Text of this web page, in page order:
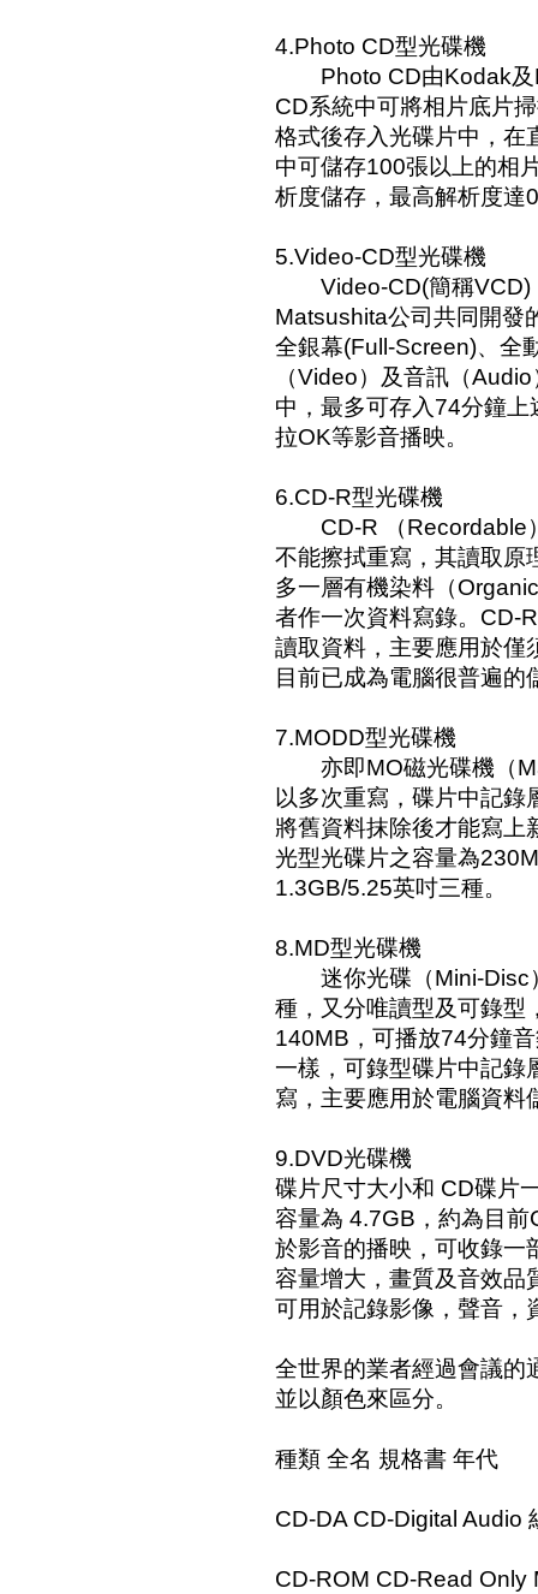
4.Photo CD型光碟機
Photo CD由Kodak及
CD系統中可將相片底片
格式後存入光碟片中，在
中可儲存100張以上的相
析度儲存，最高解析度達
5.Video-CD型光碟機
Video-CD(簡稱VCD)
Matsushita公司共同開發
全銀幕(Full-Screen)、全
（Video）及音訊（
中，最多可存入74分鐘
拉OK等影音播映。
6.CD-R型光碟機
CD-R （Recordable
不能擦拭重寫，其讀取原
多一層有機染料（
者作一次資料寫錄。CD-
讀取資料，主要應用於僅
目前已成為電腦很普遍的
7.MODD型光碟機
亦即MO磁光碟機（
以多次重寫，碟片中記錄
將舊資料抹除後才能寫上
光型光碟片之容量為
1.3GB/5.25英吋三種。
8.MD型光碟機
迷你光碟（Mini-Disc
種，又分唯讀型及可錄型
140MB，可播放74分鐘
一樣，可錄型碟片中記錄
寫，主要應用於電腦資料
9.DVD光碟機
碟片尺寸大小和 CD碟片
容量為 4.7GB，約為目
於影音的播映，可收錄一
容量增大，畫質及音效品
可用於記錄影像，聲音，
全世界的業者經過會議的
並以顏色來區分。
種類 全名 規格書 年代
CD-DA CD-Digital Audio
CD-ROM CD-Read Only